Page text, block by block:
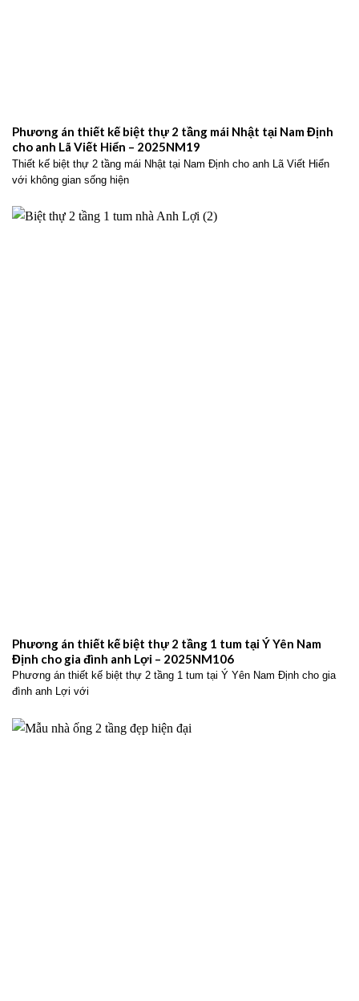
Phương án thiết kế biệt thự 2 tầng mái Nhật tại Nam Định
cho anh Lã Viết Hiển – 2025NM19
Thiết kế biệt thự 2 tầng mái Nhật tại Nam Định cho anh Lã Viết Hiển
với không gian sống hiện
Phương án thiết kế biệt thự 2 tầng 1 tum tại Ý Yên Nam
Định cho gia đình anh Lợi – 2025NM106
Phương án thiết kế biệt thự 2 tầng 1 tum tại Ý Yên Nam Định cho gia
đình anh Lợi với